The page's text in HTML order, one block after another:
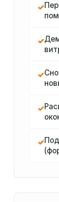
✓
✓
✓
✓
✓